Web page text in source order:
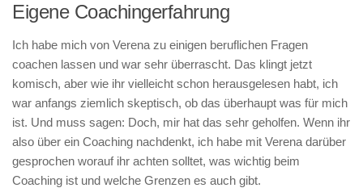
Eigene Coachingerfahrung
Ich habe mich von Verena zu einigen beruflichen Fragen
coachen lassen und war sehr überrascht. Das klingt jetzt
komisch, aber wie ihr vielleicht schon herausgelesen habt, ich
war anfangs ziemlich skeptisch, ob das überhaupt was für mich
ist. Und muss sagen: Doch, mir hat das sehr geholfen. Wenn ihr
also über ein Coaching nachdenkt, ich habe mit Verena darüber
gesprochen worauf ihr achten solltet, was wichtig beim
Coaching ist und welche Grenzen es auch gibt.